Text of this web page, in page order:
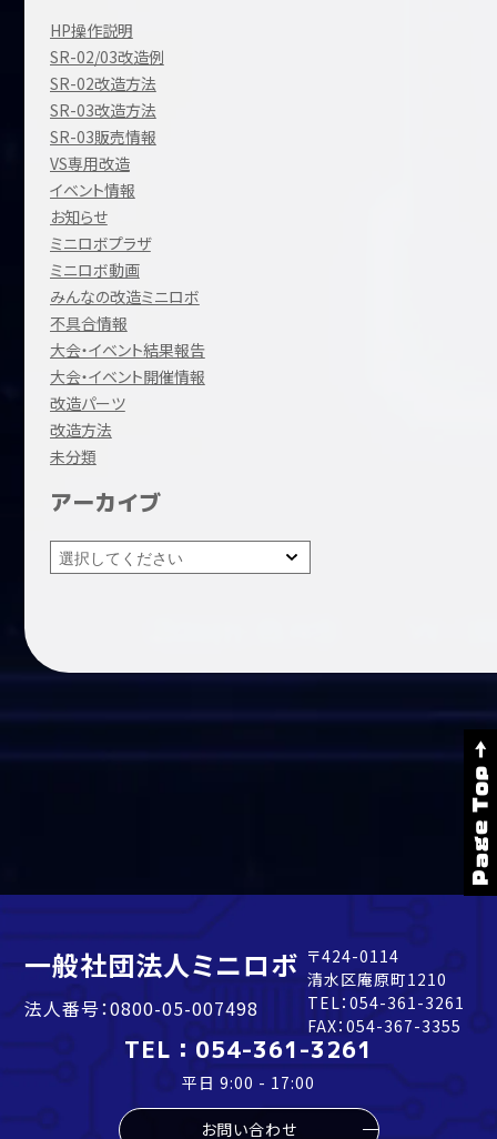
HP操作説明
SR-02/03改造例
SR-02改造方法
SR-03改造方法
SR-03販売情報
VS専用改造
イベント情報
お知らせ
ミニロボプラザ
ミニロボ動画
みんなの改造ミニロボ
不具合情報
大会・イベント結果報告
大会・イベント開催情報
改造パーツ
改造方法
未分類
アーカイブ
Page Top →
一般社団法人ミニロボ
法人番号：0800-05-007498
〒424-0114
清水区庵原町1210
TEL： 054-361-3261
FAX：054-367-3355
TEL： 054-361-3261
平日 9:00 - 17:00
お問い合わせ